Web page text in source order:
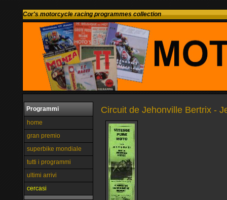
Cor's motorcycle racing programmes collection
Programmi
home
gran premio
superbike mondiale
tutti i programmi
ultimi arrivi
cercasi
Circuit de Jehonville Bertrix -